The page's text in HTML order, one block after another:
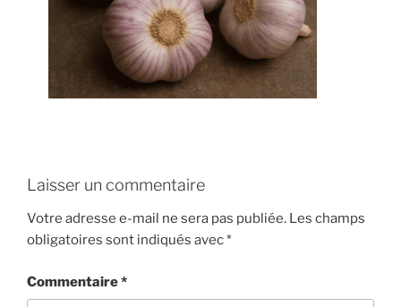
Laisser un commentaire
Votre adresse e-mail ne sera pas publiée. Les champs
obligatoires sont indiqués avec*
Commentaire*